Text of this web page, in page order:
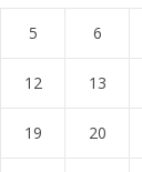
5 6
12 13
19 20